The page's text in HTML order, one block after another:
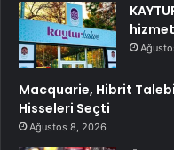
Macquarie, Hibrit
Hisseleri Seçti
Ağustos 8, 2026